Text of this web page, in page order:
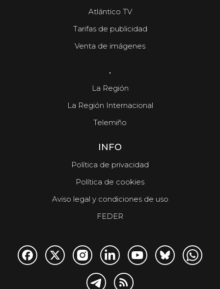
Atlántico TV
Tarifas de publicidad
Venta de imágenes
.
La Región
La Región Internacional
Telemiño
INFO
Política de privacidad
Política de cookies
Aviso legal y condiciones de uso
FEDER